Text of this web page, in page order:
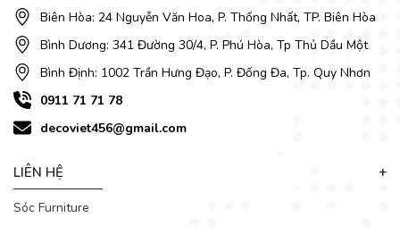
Biên Hòa: 24 Nguyễn Văn Hoa, P. Thống Nhất, TP. Biên Hòa
Bình Dương: 341 Đường 30/4, P. Phú Hòa, Tp Thủ Dầu Một
Bình Định: 1002 Trần Hưng Đạo, P. Đống Đa, Tp. Quy Nhơn
0911 71 71 78
decoviet456@gmail.com
LIÊN HỆ
Sóc Furniture